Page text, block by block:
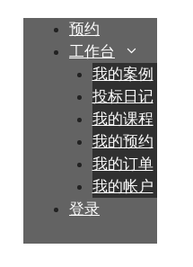
预约
工作台
我的案例
投标日记
我的课程
我的预约
我的订单
我的帐户
登录